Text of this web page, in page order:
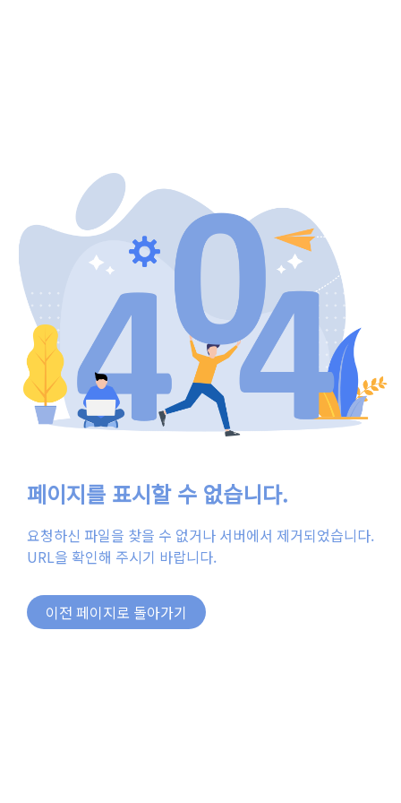
페이지를 표시할 수 없습니다.
요청하신 파일을 찾을 수 없거나 서버에서 제거되었습니다.
URL을 확인해 주시기 바랍니다.
이전 페이지로 돌아가기